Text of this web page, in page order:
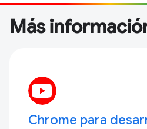
Más
Chrome para